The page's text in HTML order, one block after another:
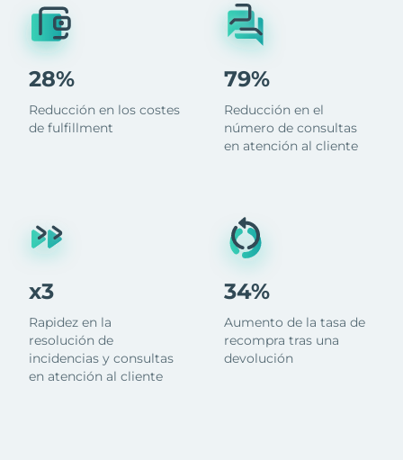
28%
Reducción en los costes
de fulfillment
x3
Rapidez en la
resolución de
incidencias y consultas
en atención al cliente
79%
Reducción en el
número de consultas
en atención al cliente
34%
Aumento de la tasa de
recompra tras una
devolución